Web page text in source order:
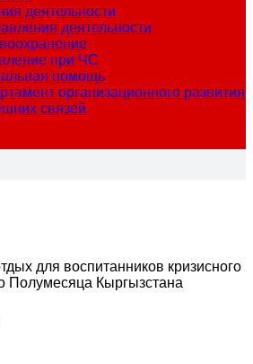
деятельности
деятельности
при ЧС
помощь
организационного развития
связей
для воспитанников кризисного
Полумесяца Кыргызстана